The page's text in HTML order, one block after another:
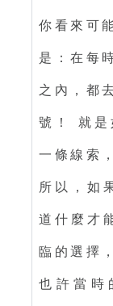
你看來可
是：在每
之內，都
號！ 就是
一條線索
所以，如
道什麼才
臨的選擇
也許當時